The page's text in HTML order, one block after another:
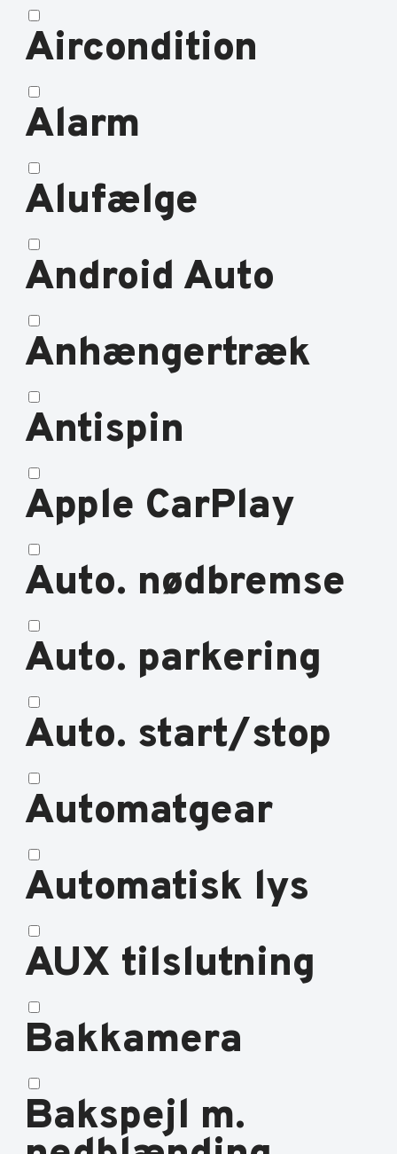
Aircondition
Alarm
Alufælge
Android Auto
Anhængertræk
Antispin
Apple CarPlay
Auto. nødbremse
Auto. parkering
Auto. start/stop
Automatgear
Automatisk lys
AUX tilslutning
Bakkamera
Bakspejl m.